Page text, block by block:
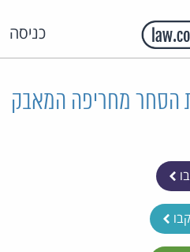
כניסה
הסחר מחריפה המאבק